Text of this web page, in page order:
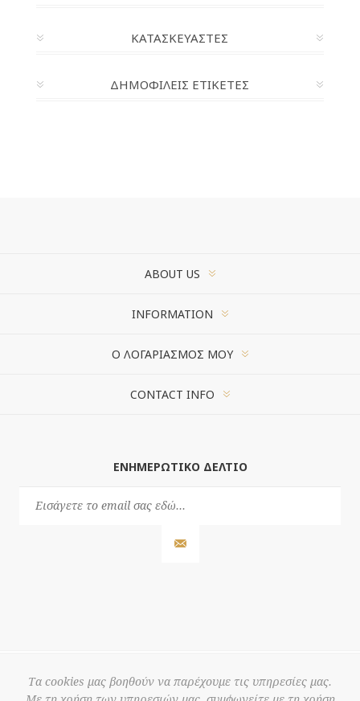
ΚΑΤΑΣΚΕΥΑΣΤΈΣ
ΔΗΜΟΦΙΛΕΙΣ ΕΤΙΚΕΤΕΣ
ABOUT US
INFORMATION
Ο ΛΟΓΑΡΙΑΣΜΌΣ ΜΟΥ
CONTACT INFO
ΕΝΗΜΕΡΩΤΙΚΌ ΔΕΛΤΊΟ
Τα cookies μας βοηθούν να παρέχουμε τις υπηρεσίες μας.